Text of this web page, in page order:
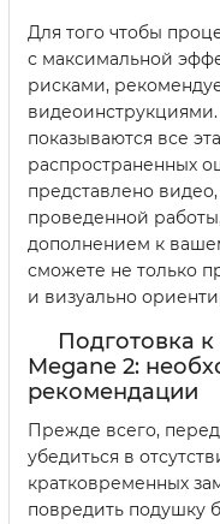
Для того чтобы
с максимальной
рисками,
показываются все
распространенных
представлено
проведенной
дополнением к
сможете не только
и визуально
Подготовка
Megane 2:
рекомендации
Прежде всего,
убедиться в
кратковременных
повредить подушку